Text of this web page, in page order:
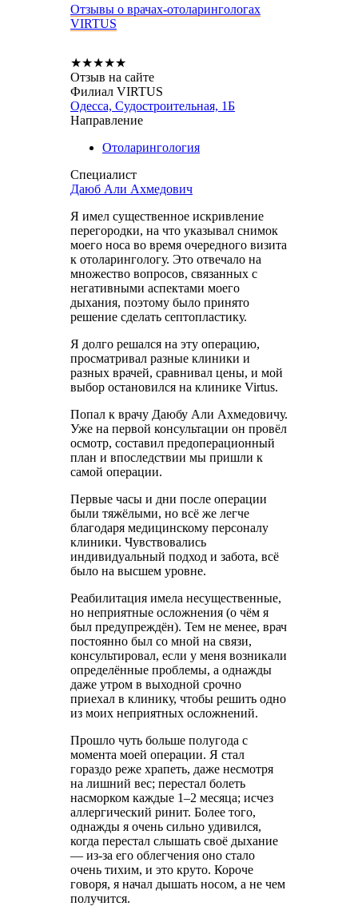
Отзывы о врачах-отоларингологах
VIRTUS
★★★★★
Отзыв на сайте
Филиал VIRTUS
Одесса, Судостроительная, 1Б
Направление
Отоларингология
Специалист
Даюб Али Ахмедович
Я имел существенное искривление
перегородки, на что указывал снимок
моего носа во время очередного визита
к отоларингологу. Это отвечало на
множество вопросов, связанных с
негативными аспектами моего
дыхания, поэтому было принято
решение сделать септопластику.
Я долго решался на эту операцию,
просматривал разные клиники и
разных врачей, сравнивал цены, и мой
выбор остановился на клинике Virtus.
Попал к врачу Даюбу Али Ахмедовичу.
Уже на первой консультации он провёл
осмотр, составил предоперационный
план и впоследствии мы пришли к
самой операции.
Первые часы и дни после операции
были тяжёлыми, но всё же легче
благодаря медицинскому персоналу
клиники. Чувствовались
индивидуальный подход и забота, всё
было на высшем уровне.
Реабилитация имела несущественные,
но неприятные осложнения (о чём я
был предупреждён). Тем не менее, врач
постоянно был со мной на связи,
консультировал, если у меня возникали
определённые проблемы, а однажды
даже утром в выходной срочно
приехал в клинику, чтобы решить одно
из моих неприятных осложнений.
Прошло чуть больше полугода с
момента моей операции. Я стал
гораздо реже храпеть, даже несмотря
на лишний вес; перестал болеть
насморком каждые 1–2 месяца; исчез
аллергический ринит. Более того,
однажды я очень сильно удивился,
когда перестал слышать своё дыхание
— из-за его облегчения оно стало
очень тихим, и это круто. Короче
говоря, я начал дышать носом, а не чем
получится.